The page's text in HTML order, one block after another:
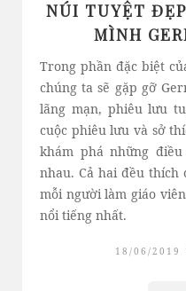
NÚI TUYỆT
MÌNH
Trong phần đặc biệt
chúng ta sẽ gặp gỡ
lãng mạn, phiêu lưu
cuộc phiêu lưu và sở
khám phá những
nhau. Cả hai đều thích
mỗi người làm giáo
nổi tiếng nhất.
18/06/2019